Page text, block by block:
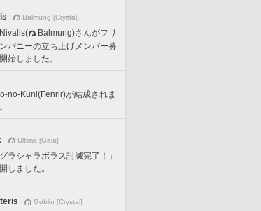
Balmung [Crystal]
Balmung)さんがフリ
パニーの立ち上げメンバー募
始しました。
no-Kuni(Fenrir)が結成されま
Ultima [Gaia]
グラシャラボラス討滅完了！」
しました。
Goblin [Crystal]